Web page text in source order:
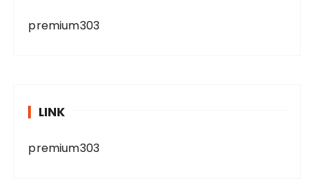
premium303
LINK
premium303